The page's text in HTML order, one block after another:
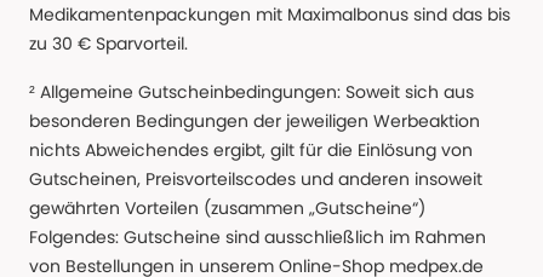
Medikamentenpackungen mit Maximalbonus sind das bis
zu 30 € Sparvorteil.
² Allgemeine Gutscheinbedingungen: Soweit sich aus
besonderen Bedingungen der jeweiligen Werbeaktion
nichts Abweichendes ergibt, gilt für die Einlösung von
Gutscheinen, Preisvorteilscodes und anderen insoweit
gewährten Vorteilen (zusammen „Gutscheine“)
Folgendes: Gutscheine sind ausschließlich im Rahmen
von Bestellungen in unserem Online-Shop medpex.de